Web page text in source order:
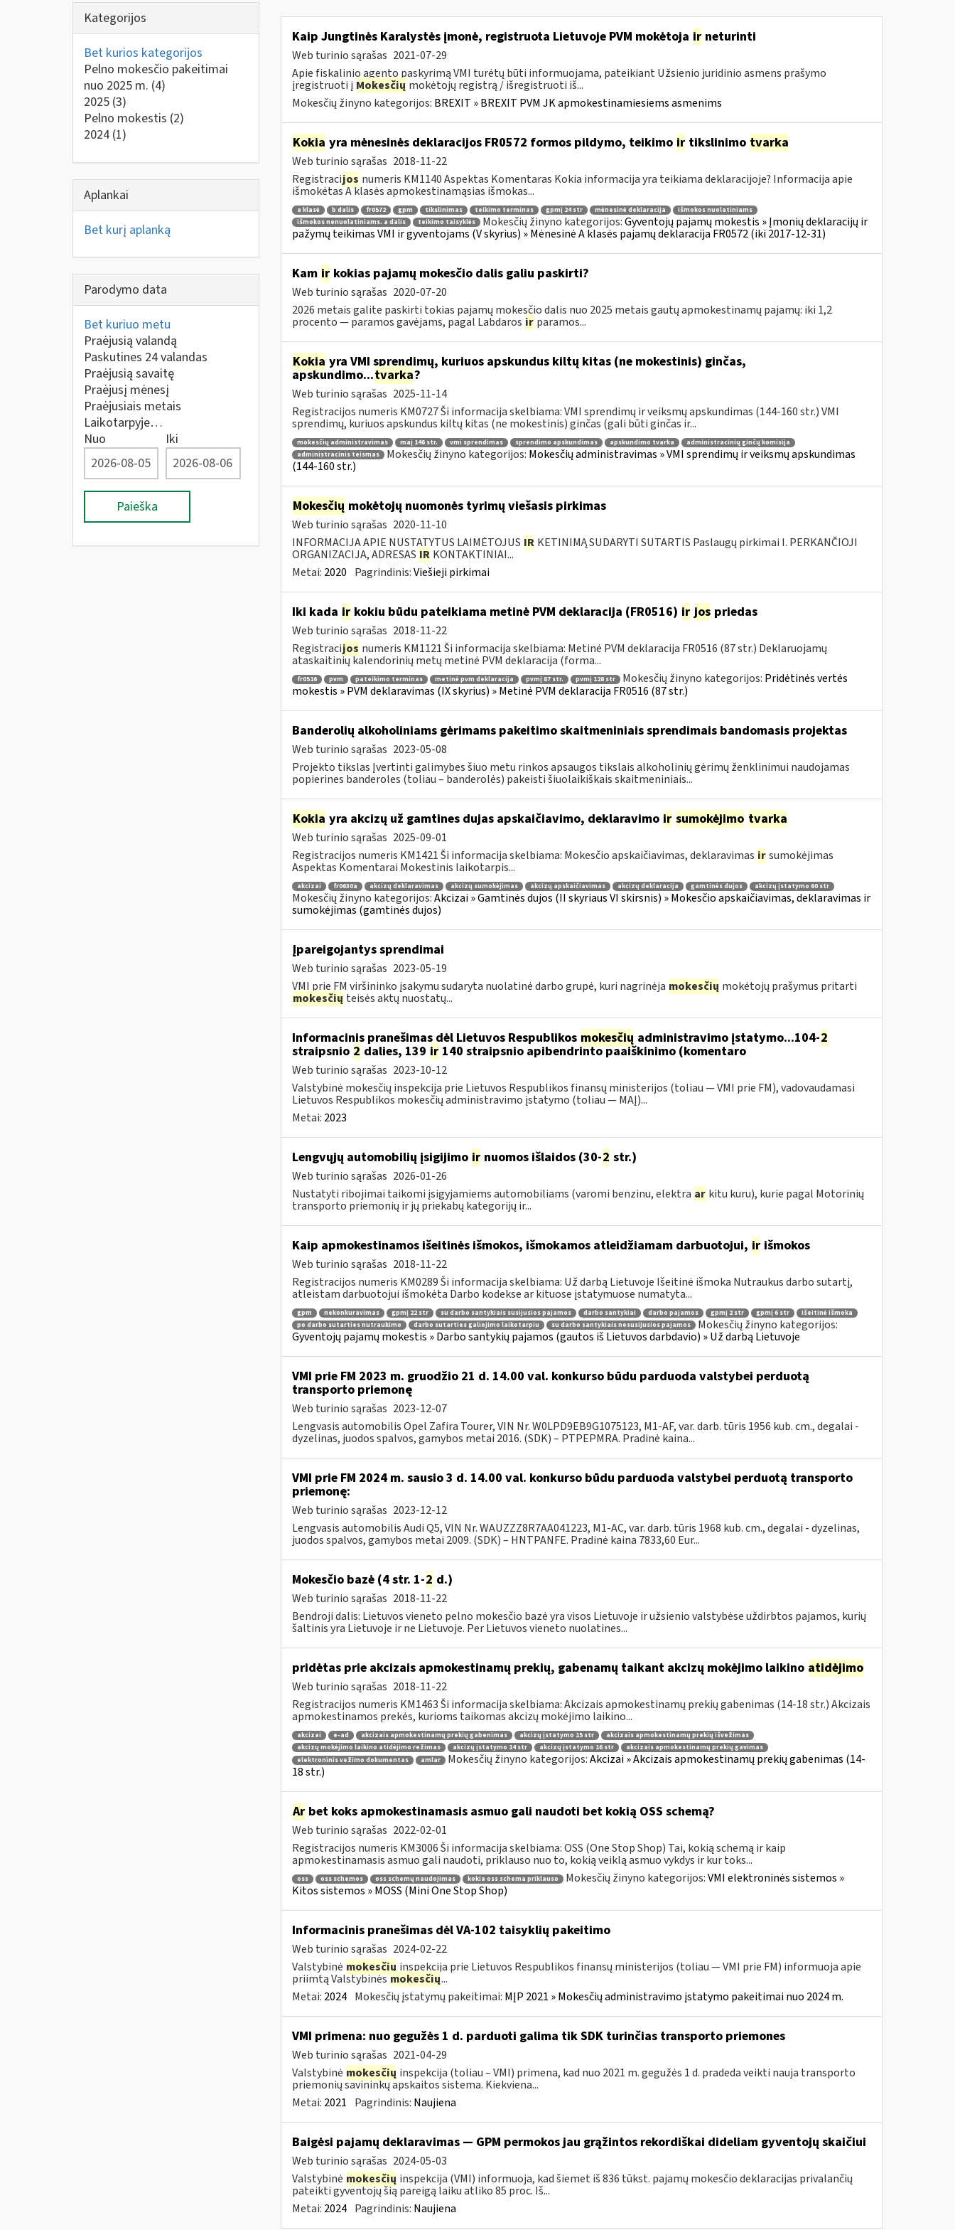
Kategorijos
Bet kurios kategorijos
Pelno mokesčio pakeitimai
nuo 2025 m. (4)
2025 (3)
Pelno mokestis (2)
2024 (1)
Aplankai
Bet kurį aplanką
Parodymo data
Bet kuriuo metu
Praėjusią valandą
Paskutines 24 valandas
Praėjusią savaitę
Praėjusį mėnesį
Praėjusiais metais
Laikotarpyje…
Nuo
Iki
Paieška
Kaip Jungtinės Karalystės įmonė, registruota Lietuvoje PVM mokėtoja irneturinti
Web turinio sąrašas 2021-07-29
Apie fiskalinio agento paskyrimą VMI turėtų būti informuojama, pateikiant Užsienio juridinio asmens prašymo
įregistruoti į Mokesčių mokėtojų registrą / išregistruoti iš...
Mokesčių žinyno kategorijos: BREXIT » BREXIT PVM JK apmokestinamiesiems asmenims
Kokia yra mėnesinės deklaracijos FR0572 formos pildymo, teikimo irtikslinimo tvarka
Web turinio sąrašas 2018-11-22
Registracijos numeris KM1140 Aspektas Komentaras Kokia informacija yra teikiama deklaracijoje? Informacija apie
išmokėtas A klasės apmokestinamąsias išmokas...
a klasė b dalis fr0572 gpm tikslinimas teikimo terminas gpmį 24 str mėnesinė deklaracija
išmokos nuolatiniams
išmokos nenuolatiniams. a dalis
teikimo taisyklės Mokesčių žinyno kategorijos:Gyventojų pajamų mokestis » Įmonių deklaracijų ir
pažymų teikimas VMI ir gyventojams (V skyrius) » Mėnesinė A klasės pajamų deklaracija FR0572 (iki 2017-12-31)
Kam irkokias pajamų mokesčio dalis galiu paskirti?
Web turinio sąrašas 2020-07-20
2026 metais galite paskirti tokias pajamų mokesčio dalis nuo 2025 metais gautų apmokestinamų pajamų: iki 1,2
procento — paramos gavėjams, pagal Labdaros ir paramos...
Kokia yra VMI sprendimų, kuriuos apskundus kiltų kitas (ne mokestinis) ginčas,
apskundimo...tvarka?
Web turinio sąrašas 2025-11-14
Registracijos numeris KM0727 Ši informacija skelbiama: VMI sprendimų ir veiksmų apskundimas (144-160 str.) VMI
sprendimų, kuriuos apskundus kiltų kitas (ne mokestinis) ginčas (gali būti ginčas ir...
mokesčių administravimas maį 146 str. vmi sprendimas sprendimo apskundimas apskundimo tvarka
administracinių ginčų komisija
administracinis teismas
Mokesčių žinyno kategorijos: Mokesčių administravimas » VMI sprendimų ir veiksmų apskundimas
(144-160 str.)
Mokesčių mokėtojų nuomonės tyrimų viešasis pirkimas
Web turinio sąrašas 2020-11-10
INFORMACIJA APIE NUSTATYTUS LAIMĖTOJUS IR KETINIMĄ SUDARYTI SUTARTIS Paslaugų pirkimai I. PERKANČIOJI
ORGANIZACIJA, ADRESAS IR KONTAKTINIAI...
Metai: 2020 Pagrindinis:Viešieji pirkimai
Iki kada irkokiu būdu pateikiama metinė PVM deklaracija (FR0516) ir jos priedas
Web turinio sąrašas 2018-11-22
Registracijos numeris KM1121 Ši informacija skelbiama: Metinė PVM deklaracija FR0516 (87 str.) Deklaruojamų
ataskaitinių kalendorinių metų metinė PVM deklaracija (forma...
fr0516 pvm pateikimo terminas metinė pvm deklaracija pvmį 87 str. pvmį 128 str Mokesčių žinyno kategorijos: Pridėtinės vertės
mokestis » PVM deklaravimas (IX skyrius) » Metinė PVM deklaracija FR0516 (87 str.)
Banderolių alkoholiniams gėrimams pakeitimo skaitmeniniais sprendimais bandomasis projektas
Web turinio sąrašas 2023-05-08
Projekto tikslas Įvertinti galimybes šiuo metu rinkos apsaugos tikslais alkoholinių gėrimų ženklinimui naudojamas
popierines banderoles (toliau – banderolės) pakeisti šiuolaikiškais skaitmeniniais...
Kokia yra akcizų už gamtines dujas apskaičiavimo, deklaravimo ir sumokėjimo tvarka
Web turinio sąrašas 2025-09-01
Registracijos numeris KM1421 Ši informacija skelbiama: Mokesčio apskaičiavimas, deklaravimas ir sumokėjimas
Aspektas Komentarai Mokestinis laikotarpis...
akcizai fr0630a akcizų deklaravimas akcizų sumokėjimas akcizų apskaičiavimas akcizų deklaracija gamtinės dujos akcizų įstatymo 60 str
Mokesčių žinyno kategorijos:Akcizai » Gamtinės dujos (II skyriaus VI skirsnis) » Mokesčio apskaičiavimas, deklaravimas ir
sumokėjimas (gamtinės dujos)
Įpareigojantys sprendimai
Web turinio sąrašas 2023-05-19
VMI prie FM viršininko įsakymu sudaryta nuolatinė darbo grupė, kuri nagrinėja mokesčių mokėtojų prašymus pritarti
mokesčių teisės aktų nuostatų...
Informacinis pranešimas dėl Lietuvos Respublikos mokesčių administravimo įstatymo...104-2
straipsnio 2 dalies, 139 ir140 straipsnio apibendrinto paaiškinimo (komentaro
Web turinio sąrašas 2023-10-12
Valstybinė mokesčių inspekcija prie Lietuvos Respublikos finansų ministerijos (toliau — VMI prie FM), vadovaudamasi
Lietuvos Respublikos mokesčių administravimo įstatymo (toliau — MAĮ)...
Metai: 2023
Lengvųjų automobilių įsigijimo irnuomos išlaidos (30-2 str.)
Web turinio sąrašas 2026-01-26
Nustatyti ribojimai taikomi įsigyjamiems automobiliams (varomi benzinu, elektra ar kitu kuru), kurie pagal Motorinių
transporto priemonių ir jų priekabų kategorijų ir...
Kaip apmokestinamos išeitinės išmokos, išmokamos atleidžiamam darbuotojui, irišmokos
Web turinio sąrašas 2018-11-22
Registracijos numeris KM0289 Ši informacija skelbiama: Už darbą Lietuvoje Išeitinė išmoka Nutraukus darbo sutartį,
atleistam darbuotojui išmokėta Darbo kodekse ar kituose įstatymuose numatyta...
gpm nekonkuravimas gpmį 22 str su darbo santykiais susijusios pajamos darbo santykiai darbo pajamos gpmį 2 str gpmį 6 str
išeitinė išmoka
po darbo sutarties nutraukimo
darbo sutarties galiojimo laikotarpiu su darbo santykiais nesusijusios pajamos
Mokesčių žinyno kategorijos:
Gyventojų pajamų mokestis » Darbo santykių pajamos (gautos iš Lietuvos darbdavio) » Už darbą Lietuvoje
VMI prie FM 2023 m. gruodžio 21 d. 14.00 val. konkurso būdu parduoda valstybei perduotą
transporto priemonę
Web turinio sąrašas 2023-12-07
Lengvasis automobilis Opel Zafira Tourer, VIN Nr. W0LPD9EB9G1075123, M1-AF, var. darb. tūris 1956 kub. cm., degalai -
dyzelinas, juodos spalvos, gamybos metai 2016. (SDK) – PTPEPMRA. Pradinė kaina...
VMI prie FM 2024 m. sausio 3 d. 14.00 val. konkurso būdu parduoda valstybei perduotą transporto
priemonę:
Web turinio sąrašas 2023-12-12
Lengvasis automobilis Audi Q5, VIN Nr. WAUZZZ8R7AA041223, M1-AC, var. darb. tūris 1968 kub. cm., degalai - dyzelinas,
juodos spalvos, gamybos metai 2009. (SDK) – HNTPANFE. Pradinė kaina 7833,60 Eur...
Mokesčio bazė (4 str. 1-2 d.)
Web turinio sąrašas 2018-11-22
Bendroji dalis: Lietuvos vieneto pelno mokesčio bazė yra visos Lietuvoje ir užsienio valstybėse uždirbtos pajamos, kurių
šaltinis yra Lietuvoje ir ne Lietuvoje. Per Lietuvos vieneto nuolatines...
pridėtas prie akcizais apmokestinamų prekių, gabenamų taikant akcizų mokėjimo laikino atidėjimo
Web turinio sąrašas 2018-11-22
Registracijos numeris KM1463 Ši informacija skelbiama: Akcizais apmokestinamų prekių gabenimas (14-18 str.) Akcizais
apmokestinamos prekės, kurioms taikomas akcizų mokėjimo laikino...
akcizai e-ad akcizais apmokestinamų prekių gabenimas akcizų įstatymo 15 str
akcizais apmokestinamų prekių išvežimas
akcizų mokėjimo laikino atidėjimo režimas
akcizų įstatymo 14 str akcizų įstatymo 16 str
akcizais apmokestinamų prekių gavimas
elektroninis vežimo dokumentas
amlar Mokesčių žinyno kategorijos:Akcizai » Akcizais apmokestinamų prekių gabenimas (14-
18 str.)
Arbet koks apmokestinamasis asmuo gali naudoti bet kokią OSS schemą?
Web turinio sąrašas 2022-02-01
Registracijos numeris KM3006 Ši informacija skelbiama: OSS (One Stop Shop) Tai, kokią schemą ir kaip
apmokestinamasis asmuo gali naudoti, priklauso nuo to, kokią veiklą asmuo vykdys ir kur toks...
oss oss schemos oss schemų naudojimas kokia oss schema priklauso Mokesčių žinyno kategorijos:VMI elektroninės sistemos »
Kitos sistemos » MOSS (Mini One Stop Shop)
Informacinis pranešimas dėl VA-102 taisyklių pakeitimo
Web turinio sąrašas 2024-02-22
Valstybinė mokesčių inspekcija prie Lietuvos Respublikos finansų ministerijos (toliau ― VMI prie FM) informuoja apie
priimtą Valstybinėsmokesčių...
Metai: 2024 Mokesčių įstatymų pakeitimai: MĮP 2021 » Mokesčių administravimo įstatymo pakeitimai nuo 2024 m.
VMI primena: nuo gegužės 1 d. parduoti galima tik SDK turinčias transporto priemones
Web turinio sąrašas 2021-04-29
Valstybinė mokesčių inspekcija (toliau – VMI) primena, kad nuo 2021 m. gegužės 1 d. pradeda veikti nauja transporto
priemonių savininkų apskaitos sistema. Kiekviena...
Metai: 2021 Pagrindinis: Naujiena
Baigėsi pajamų deklaravimas — GPM permokos jau grąžintos rekordiškai dideliam gyventojų skaičiui
Web turinio sąrašas 2024-05-03
Valstybinė mokesčių inspekcija (VMI) informuoja, kad šiemet iš 836 tūkst. pajamų mokesčio deklaracijas privalančių
pateikti gyventojų šią pareigą laiku atliko 85 proc. Iš...
Metai: 2024 Pagrindinis: Naujiena